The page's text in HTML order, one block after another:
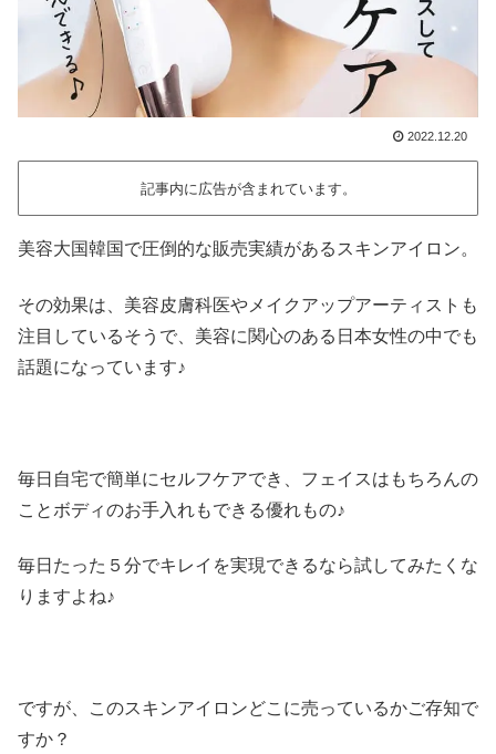
2022.12.20
記事内に広告が含まれています。
美容大国韓国で圧倒的な販売実績があるスキンアイロン。
その効果は、美容皮膚科医やメイクアップアーティストも
注目しているそうで、美容に関心のある日本女性の中でも
話題になっています♪
毎日自宅で簡単にセルフケアでき、フェイスはもちろんの
ことボディのお手入れもできる優れもの♪
毎日たった５分でキレイを実現できるなら試してみたくな
りますよね♪
ですが、このスキンアイロンどこに売っているかご存知で
すか？